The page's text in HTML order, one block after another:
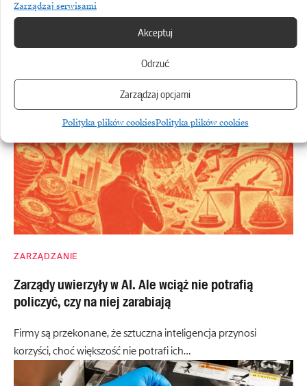
Zarządzaj serwisami
Akceptuj
Odrzuć
Zarządzaj opcjami
Polityka plików cookiesPolityka plików cookies
PALANTIR
ZARZĄDZANIE
Zarządy uwierzyły w AI. Ale wciąż nie potrafią
policzyć, czy na niej zarabiają
Firmy są przekonane, że sztuczna inteligencja przynosi
korzyści, choć większość nie potrafi ich…